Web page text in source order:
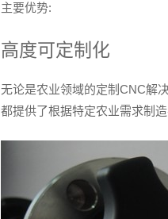
主要优势:
高度可定制化
无论是农业领域的定制CNC解
都提供了根据特定农业需求制造